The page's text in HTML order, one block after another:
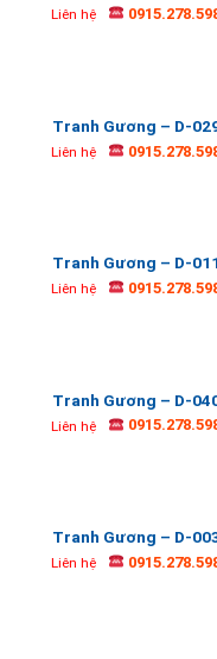
Liên hệ
Tranh Gương – D-
Liên hệ
Tranh Gương – D-011
Liên hệ
Tranh Gương – D-
Liên hệ
Tranh Gương – D-
Liên hệ